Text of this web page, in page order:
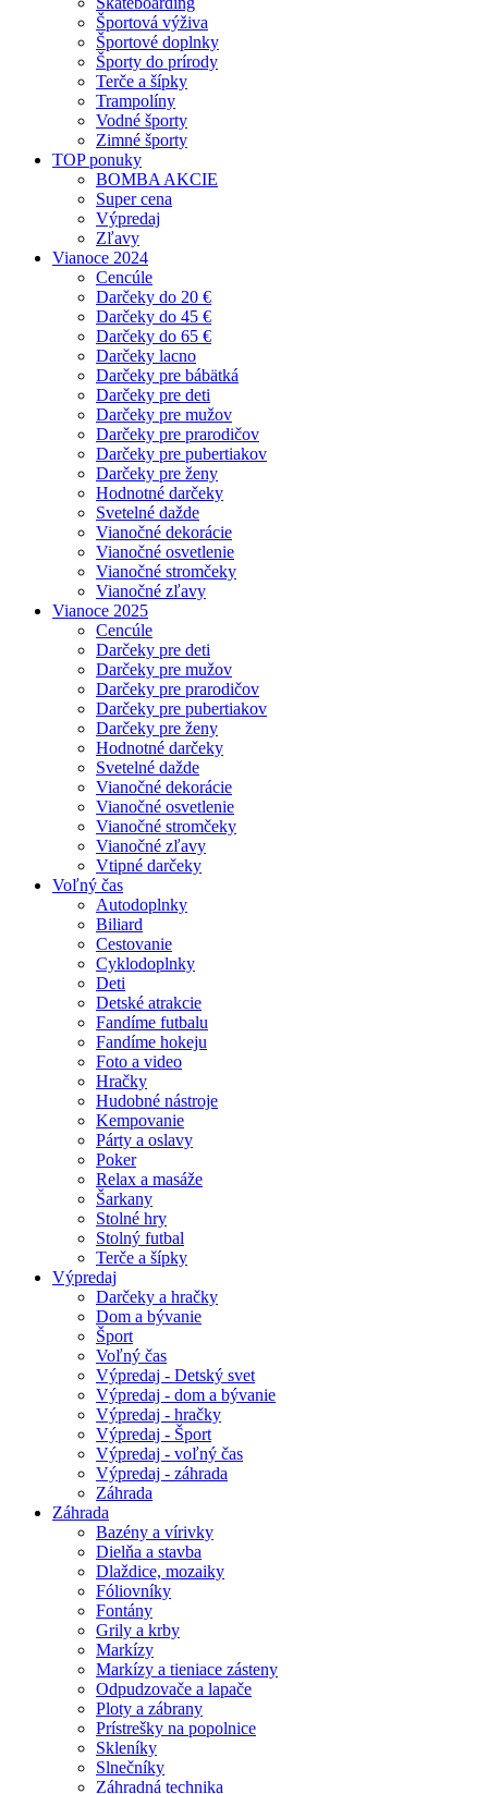
Športová výživa
Športové doplnky
Športy do prírody
Terče a šípky
Trampolíny
Vodné športy
Zimné športy
TOP ponuky
BOMBA AKCIE
Super cena
Výpredaj
Zľavy
Vianoce 2024
Cencúle
Darčeky do 20 €
Darčeky do 45 €
Darčeky do 65 €
Darčeky lacno
Darčeky pre bábätká
Darčeky pre deti
Darčeky pre mužov
Darčeky pre prarodičov
Darčeky pre pubertiakov
Darčeky pre ženy
Hodnotné darčeky
Svetelné dažde
Vianočné dekorácie
Vianočné osvetlenie
Vianočné stromčeky
Vianočné zľavy
Vianoce 2025
Cencúle
Darčeky pre deti
Darčeky pre mužov
Darčeky pre prarodičov
Darčeky pre pubertiakov
Darčeky pre ženy
Hodnotné darčeky
Svetelné dažde
Vianočné dekorácie
Vianočné osvetlenie
Vianočné stromčeky
Vianočné zľavy
Vtipné darčeky
Voľný čas
Autodoplnky
Biliard
Cestovanie
Cyklodoplnky
Deti
Detské atrakcie
Fandíme futbalu
Fandíme hokeju
Foto a video
Hračky
Hudobné nástroje
Kempovanie
Párty a oslavy
Poker
Relax a masáže
Šarkany
Stolné hry
Stolný futbal
Terče a šípky
Výpredaj
Darčeky a hračky
Dom a bývanie
Šport
Voľný čas
Výpredaj - Detský svet
Výpredaj - dom a bývanie
Výpredaj - hračky
Výpredaj - Šport
Výpredaj - voľný čas
Výpredaj - záhrada
Záhrada
Záhrada
Bazény a vírivky
Dielňa a stavba
Dlaždice, mozaiky
Fóliovníky
Fontány
Grily a krby
Markízy
Markízy a tieniace zásteny
Odpudzovače a lapače
Ploty a zábrany
Prístrešky na popolnice
Skleníky
Slnečníky
Záhradná technika